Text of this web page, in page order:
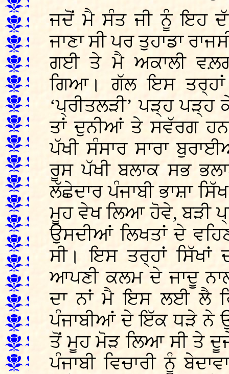
ਜਦੋਂ ਮੈ ਸੰਤ ਜੀ ਨੂੰ ਇਹ
ਜਾਣਾ ਸੀ ਪਰ ਤੁਹਾਡਾ
ਗਈ ਤੇ ਮੈ ਅਕਾਲੀ
ਗਿਆ। ਗੱਲ ਇਸ ਤਰ੍ਹਾਂ
‘ਪ੍ਰੀਤਲੜੀ’ ਪੜ੍ਹ ਪੜ੍ਹ
ਤਾਂ ਦੁਨੀਆਂ ਤੇ ਸਵੱਰਗ
ਪੱਖੀ ਸੰਸਾਰ ਸਾਰਾ
ਰੂਸ ਪੱਖੀ ਬਲਾਕ ਸਭ
ਲੱਛੇਦਾਰ ਪੰਜਾਬੀ ਭਾਸ਼ਾ
ਮੂਹ ਵੇਖ ਲਿਆ ਹੋਵੇ, ਬੜੀ
ਉਸਦੀਆਂ ਲਿਖਤਾਂ ਦੇ
ਸੀ। ਇਸ ਤਰ੍ਹਾਂ
ਆਪਣੀ ਕਲਮ ਦੇ ਜਾਦੂ
ਦਾ ਨਾਂ ਮੈ ਇਸ ਲਈ ਲੈ
ਪੰਜਾਬੀਆਂ ਦੇ ਇੱਕ ਧੜੇ ਨੇ
ਤੋਂ ਮੂਹ ਮੋੜ ਲਿਆ ਸੀ ਤੇ
ਪੰਜਾਬੀ ਵਿਚਾਰੀ ਨੂੰ